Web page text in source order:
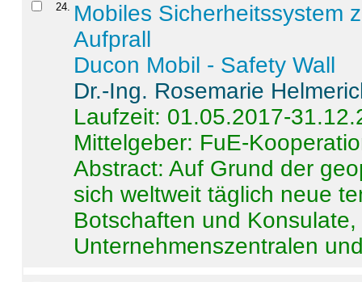
24. Mobiles Sicherheitssystem
Aufprall
Ducon Mobil - Safety Wall
Dr.-Ing. Rosemarie
Laufzeit: 01.05.2017-
Mittelgeber: FuE-
Abstract:Auf Grund der
sich weltweit täglich neue
Botschaften und
Unternehmenszentralen